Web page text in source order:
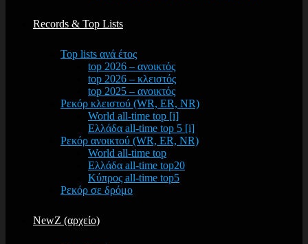
Records & Top Lists
Top lists ανά έτος
top 2026 – ανοικτός
top 2026 – κλειστός
top 2025 – ανοικτός
Ρεκόρ κλειστού (WR, ER, NR)
World all-time top [i]
Ελλάδα all-time top 5 [i]
Ρεκόρ ανοικτού (WR, ER, NR)
World all-time top
Ελλάδα all-time top20
Κύπρος all-time top5
Ρεκόρ σε δρόμο
NewZ (αρχείο)